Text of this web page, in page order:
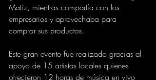
Matiz, mientras compartía con los
empresarios y aprovechaba para
comprar sus productos.
Este gran evento fue realizado gracias al
apoyo de 15 artistas locales quienes
ofrecieron 12 horas de música en vivo